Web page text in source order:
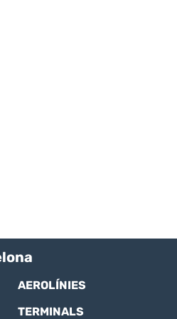
AEROLÍNIES
TERMINALS